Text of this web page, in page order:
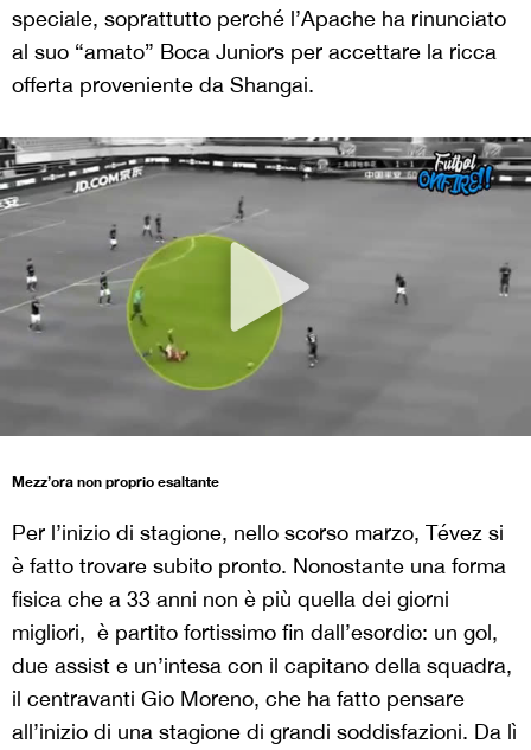
speciale, soprattutto perché l’Apache ha rinunciato
al suo “amato” Boca Juniors per accettare la ricca
offerta proveniente da Shangai.
Mezz’ora non proprio esaltante
Per l’inizio di stagione, nello scorso marzo, Tévez si
è fatto trovare subito pronto. Nonostante una forma
fisica che a 33 anni non è più quella dei giorni
migliori, è partito fortissimo fin dall’esordio: un gol,
due assist e un’intesa con il capitano della squadra,
il centravanti Gio Moreno, che ha fatto pensare
all’inizio di una stagione di grandi soddisfazioni. Da lì